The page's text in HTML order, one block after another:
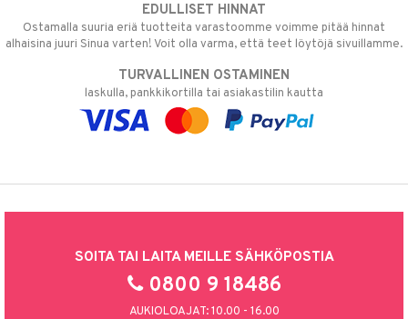
EDULLISET HINNAT
Ostamalla suuria eriä tuotteita varastoomme voimme pitää hinnat
alhaisina juuri Sinua varten! Voit olla varma, että teet löytöjä sivuillamme.
TURVALLINEN OSTAMINEN
laskulla, pankkikortilla tai asiakastilin kautta
SOITA TAI LAITA MEILLE SÄHKÖPOSTIA
0800 9 18486
AUKIOLOAJAT: 10.00 - 16.00